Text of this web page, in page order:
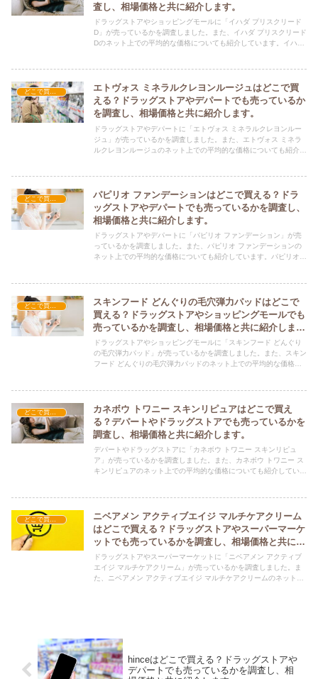
査し、相場価格と共に紹介します。
ドラッグストアやショッピングモールに「イハダ プリスクリード
D」が売っているかを調査しました。また、イハダ プリスクリード
Dのネット上での平均的な価格についても紹介しています。イハダ
エトヴォス ミネラルクレヨンルージュはどこで買
える？ドラッグストアやデパートでも売っているか
を調査し、相場価格と共に紹介します。
ドラッグストアやデパートに「エトヴォス ミネラルクレヨンルー
ジュ」が売っているかを調査しました。また、エトヴォス ミネラ
ルクレヨンルージュのネット上での平均的な価格についても紹介し
パピリオ ファンデーションはどこで買える？ドラ
ッグストアやデパートでも売っているかを調査し、
相場価格と共に紹介します。
ドラッグストアやデパートに「パピリオ ファンデーション」が売
っているかを調査しました。また、パピリオ ファンデーションの
ネット上での平均的な価格についても紹介しています。パピリオ
スキンフード どんぐりの毛穴弾力パッドはどこで
買える？ドラッグストアやショッピングモールでも
売っているかを調査し、相場価格と共に紹介しま
す。
ドラッグストアやショッピングモールに「スキンフード どんぐり
の毛穴弾力パッド」が売っているかを調査しました。また、スキン
フード どんぐりの毛穴弾力パッドのネット上での平均的な価格に
どこで買える？-コスメ・美容品
カネボウ トワニー スキンリピュアはどこで買え
る？デパートやドラッグストアでも売っているかを
調査し、相場価格と共に紹介します。
デパートやドラッグストアに「カネボウ トワニー スキンリピュ
ア」が売っているかを調査しました。また、カネボウ トワニー ス
キンリピュアのネット上での平均的な価格についても紹介していま
どこで買える？-コスメ・美容品
ニベアメン アクティブエイジ マルチケアクリーム
はどこで買える？ドラッグストアやスーパーマーケ
ットでも売っているかを調査し、相場価格と共に紹
介します。
ドラッグストアやスーパーマーケットに「ニベアメン アクティブ
エイジ マルチケアクリーム」が売っているかを調査しました。ま
た、ニベアメン アクティブエイジ マルチケアクリームのネット上
hinceはどこで買える？ドラッグストアや
デパートでも売っているかを調査し、相